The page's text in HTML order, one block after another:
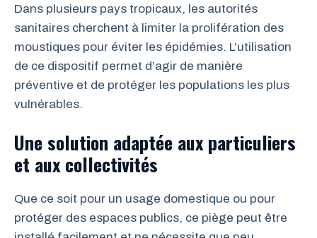
Dans plusieurs pays tropicaux, les autorités
sanitaires cherchent à limiter la prolifération des
moustiques pour éviter les épidémies. L’utilisation
de ce dispositif permet d’agir de manière
préventive et de protéger les populations les plus
vulnérables.
Une solution adaptée aux particuliers
et aux collectivités
Que ce soit pour un usage domestique ou pour
protéger des espaces publics, ce piège peut être